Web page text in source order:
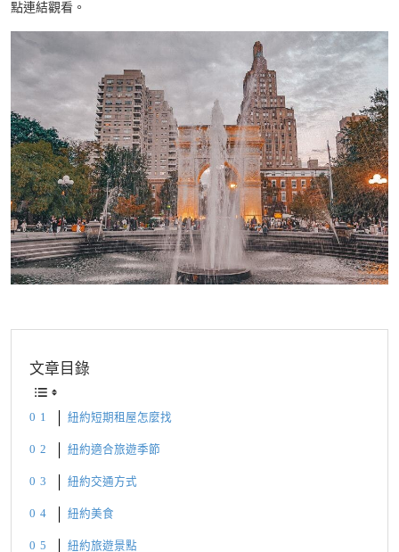
點連結觀看。
文章目錄
紐約短期租屋怎麼找
紐約適合旅遊季節
紐約交通方式
紐約美食
紐約旅遊景點